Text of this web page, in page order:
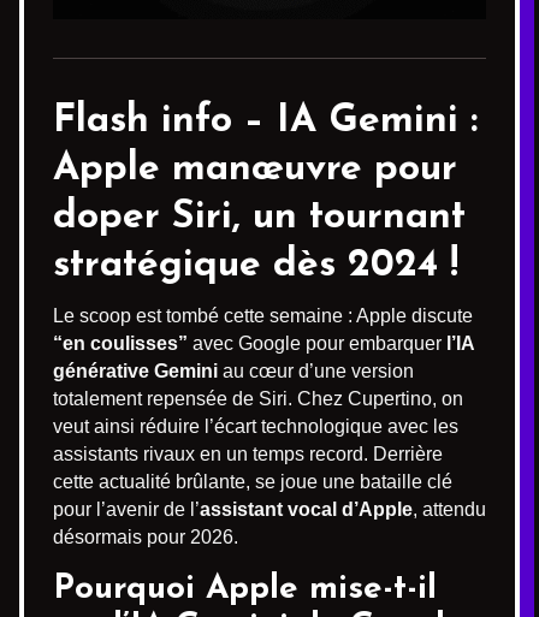
Flash info – IA Gemini :
Apple manœuvre pour
doper Siri, un tournant
stratégique dès 2024 !
Le scoop est tombé cette semaine : Apple discute
“en coulisses” avec Google pour embarquer l’IA
générative Gemini au cœur d’une version
totalement repensée de Siri. Chez Cupertino, on
veut ainsi réduire l’écart technologique avec les
assistants rivaux en un temps record. Derrière
cette actualité brûlante, se joue une bataille clé
pour l’avenir de l’assistant vocal d’Apple, attendu
désormais pour 2026.
Pourquoi Apple mise-t-il